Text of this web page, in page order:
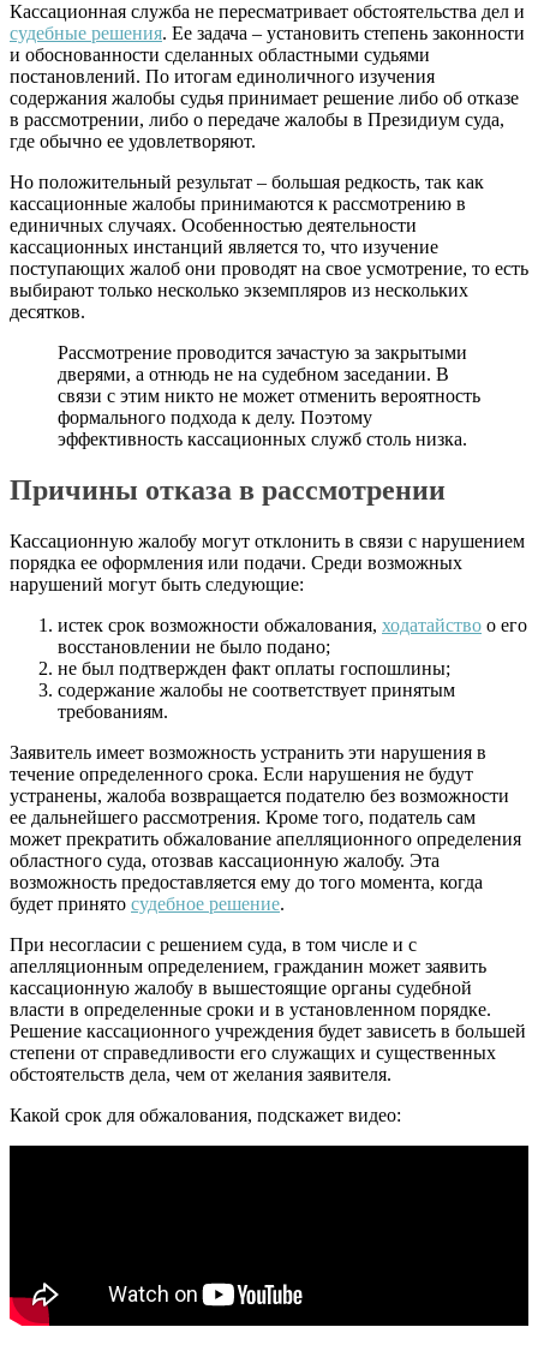
Кассационная служба не пересматривает обстоятельства дел и
судебные решения. Ее задача – установить степень законности
и обоснованности сделанных областными судьями
постановлений. По итогам единоличного изучения
содержания жалобы судья принимает решение либо об отказе
в рассмотрении, либо о передаче жалобы в Президиум суда,
где обычно ее удовлетворяют.
Но положительный результат – большая редкость, так как
кассационные жалобы принимаются к рассмотрению в
единичных случаях. Особенностью деятельности
кассационных инстанций является то, что изучение
поступающих жалоб они проводят на свое усмотрение, то есть
выбирают только несколько экземпляров из нескольких
десятков.
Рассмотрение проводится зачастую за закрытыми
дверями, а отнюдь не на судебном заседании. В
связи с этим никто не может отменить вероятность
формального подхода к делу. Поэтому
эффективность кассационных служб столь низка.
Причины отказа в рассмотрении
Кассационную жалобу могут отклонить в связи с нарушением
порядка ее оформления или подачи. Среди возможных
нарушений могут быть следующие:
истек срок возможности обжалования, ходатайство о его
восстановлении не было подано;
не был подтвержден факт оплаты госпошлины;
содержание жалобы не соответствует принятым
требованиям.
Заявитель имеет возможность устранить эти нарушения в
течение определенного срока. Если нарушения не будут
устранены, жалоба возвращается подателю без возможности
ее дальнейшего рассмотрения. Кроме того, податель сам
может прекратить обжалование апелляционного определения
областного суда, отозвав кассационную жалобу. Эта
возможность предоставляется ему до того момента, когда
будет принято судебное решение.
При несогласии с решением суда, в том числе и с
апелляционным определением, гражданин может заявить
кассационную жалобу в вышестоящие органы судебной
власти в определенные сроки и в установленном порядке.
Решение кассационного учреждения будет зависеть в большей
степени от справедливости его служащих и существенных
обстоятельств дела, чем от желания заявителя.
Какой срок для обжалования, подскажет видео: